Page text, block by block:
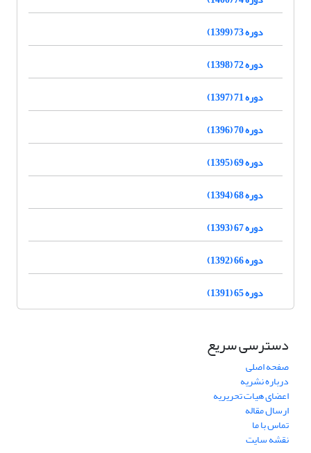
دوره 73 (1399)
دوره 72 (1398)
دوره 71 (1397)
دوره 70 (1396)
دوره 69 (1395)
دوره 68 (1394)
دوره 67 (1393)
دوره 66 (1392)
دوره 65 (1391)
دسترسی سریع
صفحه اصلی
درباره نشریه
اعضای هیات تحریریه
ارسال مقاله
تماس با ما
نقشه سایت